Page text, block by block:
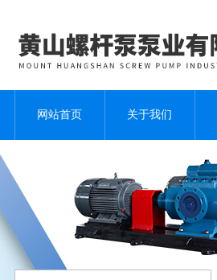
网站首页 关于我们